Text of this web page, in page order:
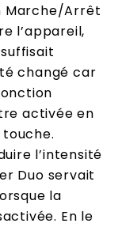
Marche/Arrêt
l’appareil,
changé car
activée en
l’intensité
Duo servait
la
En le